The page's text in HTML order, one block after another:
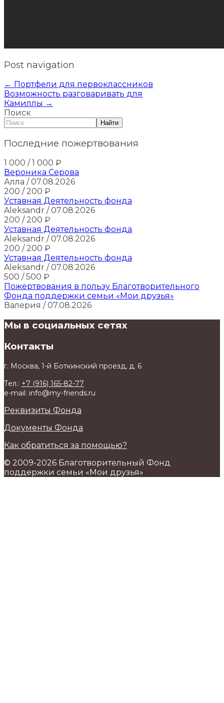
Post navigation
← Портфели для первоклассников
Возможность разговаривать для
Камиллы →
Поиск
Найти
Последние пожертвования
1 000 / 1 000 ₽
Вероника Серова
Алла / 07.08.2026
200 / 200 ₽
Уставная Деятельность фонда
Aleksandr / 07.08.2026
200 / 200 ₽
Уставная Деятельность фонда
Aleksandr / 07.08.2026
200 / 200 ₽
Уставная Деятельность фонда
Aleksandr / 07.08.2026
500 / 500 ₽
Пожертвования в пользу Благотворительного
Фонда поддержки семьи «Мои друзья»
Валерия / 07.08.2026
Мы в социальных сетях
Контакты
г. Москва, 1-й Боткинский проезд, д. 6
Тел.: +7 (916) 165-82-77
e-mail: info@my-friends.ru
Реквизиты Фонда
Документы Фонда
Как обратиться за помощью?
© 2009-2026 Благотворительный Фонд
поддержки семьи «Мои друзья»